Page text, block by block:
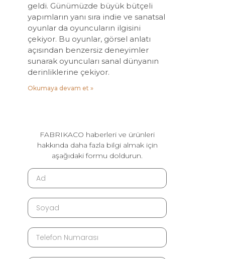
geldi. Günümüzde büyük bütçeli
yapımların yanı sıra indie ve sanatsal
oyunlar da oyuncuların ilgisini
çekiyor. Bu oyunlar, görsel anlatı
açısından benzersiz deneyimler
sunarak oyuncuları sanal dünyanın
derinliklerine çekiyor.
Okumaya devam et »
FABRIKACO haberleri ve ürünleri
hakkında daha fazla bilgi almak için
aşağıdaki formu doldurun.